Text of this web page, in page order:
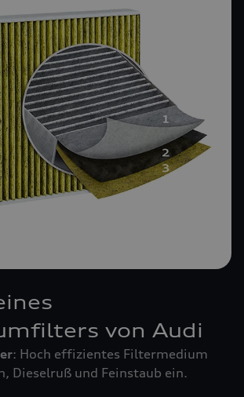
von Audi
: Hoch effizientes Filtermedium
Dieselruß und Feinstaub ein.